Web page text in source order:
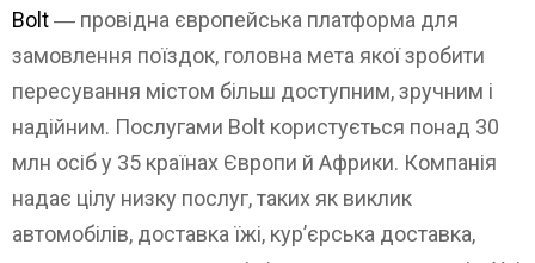
Bolt― провідна європейська платформа для
замовлення поїздок, головна мета якої зробити
пересування містом більш доступним, зручним і
надійним. Послугами Bolt користується понад 30
млн осіб у 35 країнах Європи й Африки. Компанія
надає цілу низку послуг, таких як виклик
автомобілів, доставка їжі, кур’єрська доставка,